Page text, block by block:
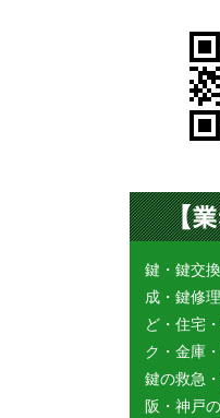
鍵・鍵交
成・鍵修
ど・住宅
ク・金庫
鍵の救急
阪・神戸